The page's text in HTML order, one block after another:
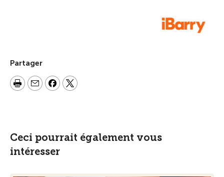
Partager
Ceci pourrait également vous
intéresser